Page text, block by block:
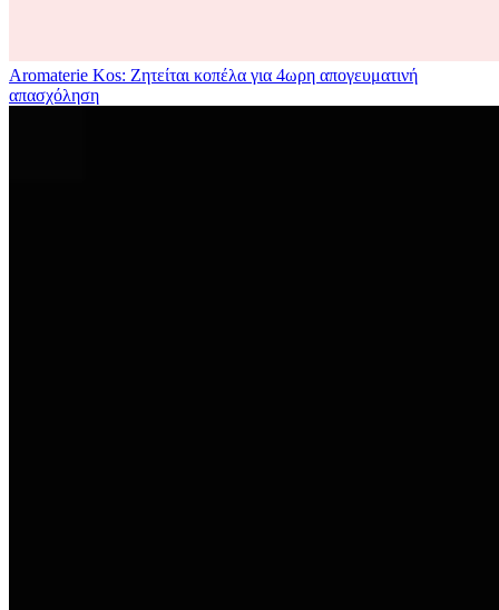
Aromaterie Kos: Ζητείται κοπέλα για 4ωρη απογευματινή
απασχόληση